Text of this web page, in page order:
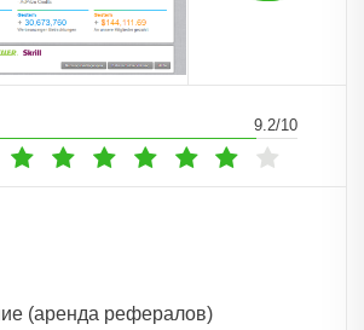
9.2/10
(аренда рефералов)